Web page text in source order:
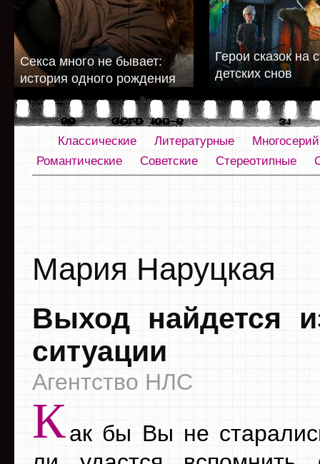
Cекса много не бывает:
история одного рождения
Герои сказок на
детских снов
Классические Литературные
Романтические
Советские Стереотипные
Мария Наруцкая
Выход найдется
ситуации
Агентство НЛС
Как бы Вы не